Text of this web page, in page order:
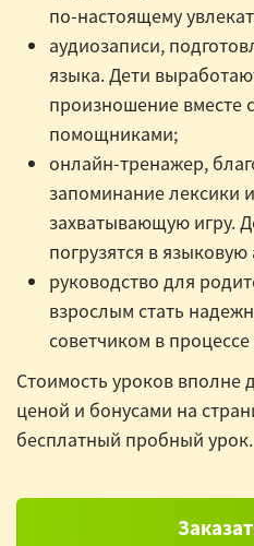
по-настоящему
аудиозаписи,
языка. Дети
произношение
помощниками;
онлайн-тренажер,
запоминание лексики
захватывающую игру.
погрузятся в
руководство для
взрослым стать
советчиком в
Стоимость уроков вполне
ценой и бонусами на
бесплатный пробный урок.